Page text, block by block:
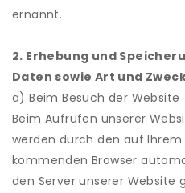
ernannt.
2. Erhebung und
Daten sowie Art und
a) Beim Besuch der Website
Beim Aufrufen unserer
werden durch den auf Ihrem
kommenden Browser
den Server unserer Website